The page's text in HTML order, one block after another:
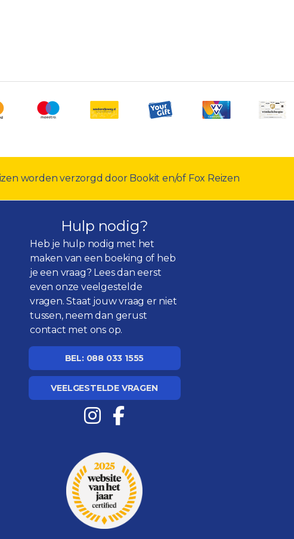
worden verzorgd door Bookit en/of Fox Reizen
Hulp nodig?
Heb je hulp nodig met het
maken van een boeking of heb
je een vraag? Lees dan eerst
even onzeveelgestelde
vragen. Staat jouw vraag er niet
tussen, neem dan gerust
contact met ons op.
BEL: 088 033 1555
VEELGESTELDE VRAGEN